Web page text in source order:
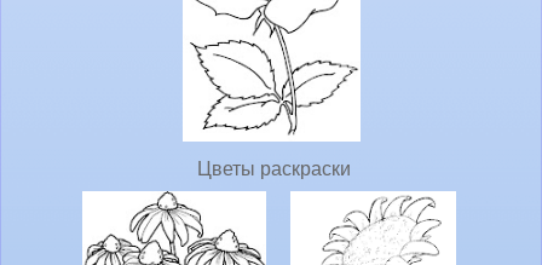
Цветы раскраски